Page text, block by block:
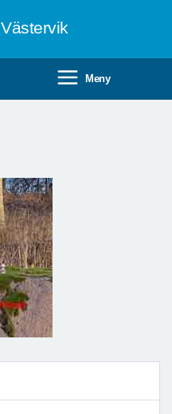
Västervik
Meny